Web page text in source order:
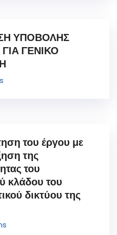
ΥΠΟΒΟΛΗΣ
ΓΕΝΙΚΟ
του έργου με
της
του
κλάδου του
δικτύου της